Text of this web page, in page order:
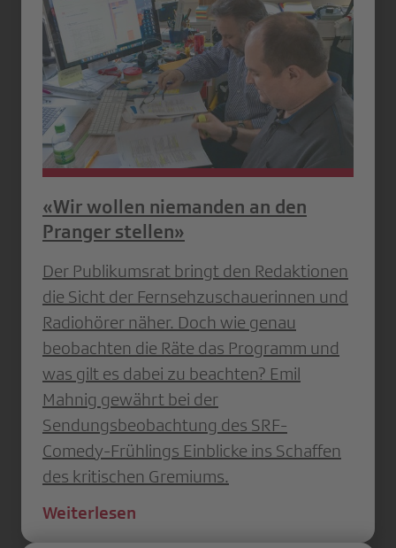
«Wir wollen niemanden an den
Pranger stellen»
Der Publikumsrat bringt den ­Redaktionen
die Sicht der Fernsehzuschauerinnen und
Radiohörer näher. Doch wie genau
beobachten die Räte das Programm und
was gilt es dabei zu beachten? Emil
Mahnig gewährt bei der
Sendungsbeobachtung des SRF-
Comedy-Frühlings Einblicke ins Schaffen
des kritischen Gremiums.
Weiterlesen